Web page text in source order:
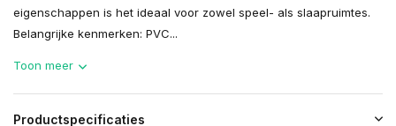
eigenschappen is het ideaal voor zowel speel- als slaapruimtes.
Belangrijke kenmerken: PVC...
Toon meer
Productspecificaties